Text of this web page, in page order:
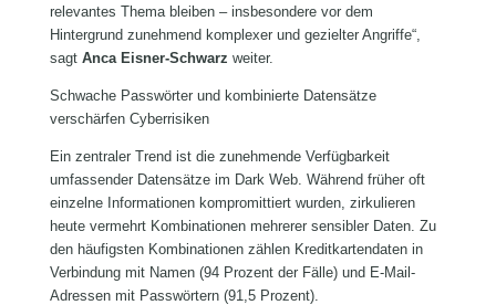
relevantes Thema bleiben – insbesondere vor dem
Hintergrund zunehmend komplexer und gezielter Angriffe“,
sagt Anca Eisner-Schwarz weiter.
Schwache Passwörter und kombinierte Datensätze
verschärfen Cyberrisiken
Ein zentraler Trend ist die zunehmende Verfügbarkeit
umfassender Datensätze im Dark Web. Während früher oft
einzelne Informationen kompromittiert wurden, zirkulieren
heute vermehrt Kombinationen mehrerer sensibler Daten. Zu
den häufigsten Kombinationen zählen Kreditkartendaten in
Verbindung mit Namen (94 Prozent der Fälle) und E-Mail-
Adressen mit Passwörtern (91,5 Prozent).